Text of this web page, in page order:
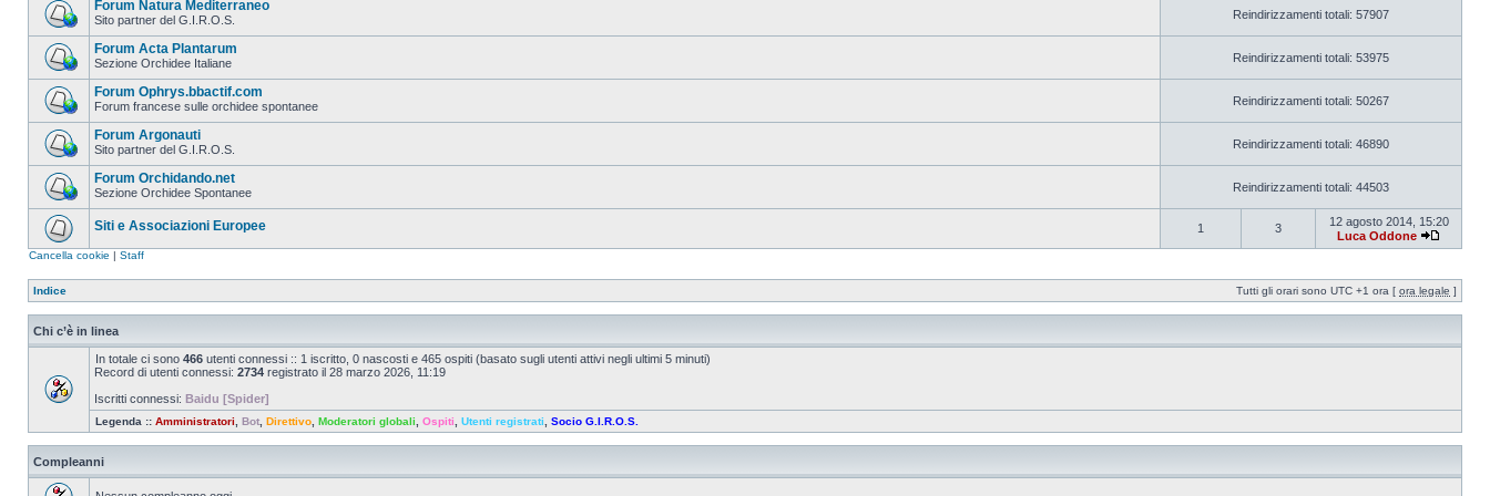
Forum Natura Mediterraneo
Sito partner del G.I.R.O.S. Reindirizzamenti totali: 57907
Forum Acta Plantarum
Sezione Orchidee Italiane Reindirizzamenti totali: 53975
Forum Ophrys.bbactif.com
Forum francese sulle orchidee spontanee Reindirizzamenti totali: 50267
Forum Argonauti
Sito partner del G.I.R.O.S. Reindirizzamenti totali: 46890
Forum Orchidando.net
Sezione Orchidee Spontanee Reindirizzamenti totali: 44503
Siti e Associazioni Europee 1 3
12 agosto 2014, 15:20
Luca Oddone
Cancella cookie | Staff
Indice Tutti gli orari sono UTC +1 ora [ ora legale ]
Chi c’è in linea
In totale ci sono 466 utenti connessi :: 1 iscritto, 0 nascosti e 465 ospiti (basato sugli utenti attivi negli ultimi 5 minuti)
Record di utenti connessi: 2734 registrato il 28 marzo 2026, 11:19
Iscritti connessi: Baidu [Spider]
Legenda :: Amministratori Bot Direttivo Moderatori globali Ospiti Utenti registrati Socio G.I.R.O.S.
Compleanni